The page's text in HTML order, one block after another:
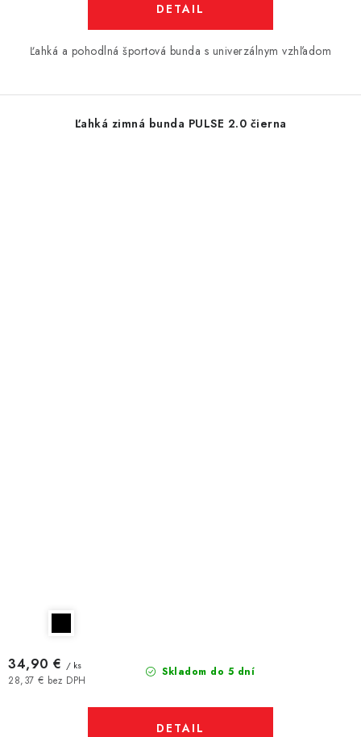
DETAIL
Ľahká a pohodlná športová bunda s univerzálnym vzhľadom
Ľahká zimná bunda PULSE 2.0 čierna
Skladom do 5 dní
28,37 € bez DPH
34,90 € / ks
DETAIL